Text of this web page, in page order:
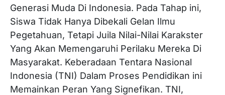
Generasi Muda Di Indonesia. Pada Tahap ini,
Siswa Tidak Hanya Dibekali Gelan Ilmu
Pegetahuan, Tetapi Juila Nilai-Nilai Karakster
Yang Akan Memengaruhi Perilaku Mereka Di
Masyarakat. Keberadaan Tentara Nasional
Indonesia (TNI) Dalam Proses Pendidikan ini
Memainkan Peran Yang Signefikan. TNI,